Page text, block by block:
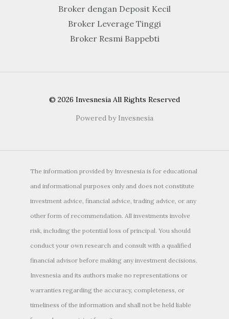
Broker dengan Deposit Kecil
Broker Leverage Tinggi
Broker Resmi Bappebti
© 2026 Invesnesia All Rights Reserved
Powered by Invesnesia
The information provided by Invesnesia is for educational
and informational purposes only and does not constitute
investment advice, financial advice, trading advice, or any
other form of recommendation. All investments involve
risk, including the potential loss of principal. You should
conduct your own research and consult with a qualified
financial advisor before making any investment decisions.
Invesnesia and its authors make no representations or
warranties regarding the accuracy, completeness, or
timeliness of the information and shall not be held liable